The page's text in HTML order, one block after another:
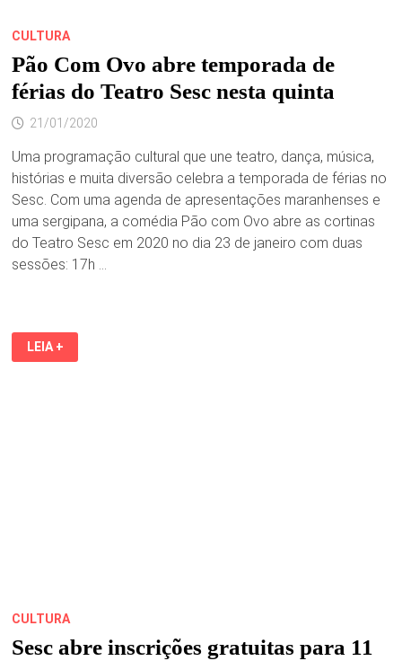
CULTURA
Pão Com Ovo abre temporada de
férias do Teatro Sesc nesta quinta
21/01/2020
Uma programação cultural que une teatro, dança, música,
histórias e muita diversão celebra a temporada de férias no
Sesc. Com uma agenda de apresentações maranhenses e
uma sergipana, a comédia Pão com Ovo abre as cortinas
do Teatro Sesc em 2020 no dia 23 de janeiro com duas
sessões: 17h …
PÃO
COM
OVO
LEIA +
CULTURA
Sesc abre inscrições gratuitas para 11